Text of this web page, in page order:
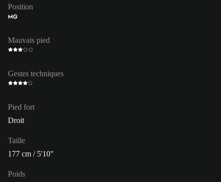
Position
MG
Mauvais pied
Gestes techniques
Pied fort
Droit
Taille
177 cm / 5'10"
Poids